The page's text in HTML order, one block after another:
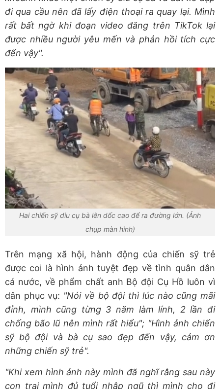
đi qua cầu nên đã lấy điện thoại ra quay lại. Mình
rất bất ngờ khi đoạn video đăng trên TikTok lại
được nhiều người yêu mến và phản hồi tích cực
đến vậy".
Hai chiến sỹ dìu cụ bà lên dốc cao để ra đường lớn. (Ảnh
chụp màn hình)
Trên mạng xã hội, hành động của chiến sỹ trẻ
được coi là hình ảnh tuyệt đẹp về tình quân dân
cá nước, về phẩm chất anh Bộ đội Cụ Hồ luôn vì
dân phục vụ: "Nói về bộ đội thì lúc nào cũng mãi
đỉnh, mình cũng từng 3 năm làm lính, 2 lần đi
chống bão lũ nên mình rất hiểu"; "Hình ảnh chiến
sỹ bộ đội và bà cụ sao đẹp đến vậy, cảm ơn
những chiến sỹ trẻ".
"Khi xem hình ảnh này mình đã nghĩ rằng sau này
con trai mình đủ tuổi nhập ngũ thì mình cho đi